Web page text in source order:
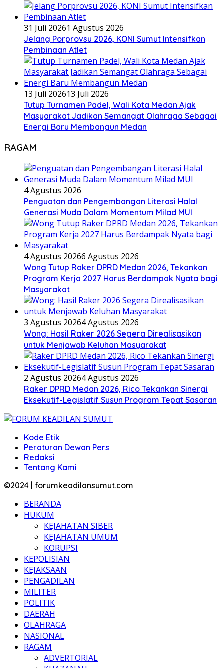
31 Juli 20261 Agustus 2026
Jelang Porprovsu 2026, KONI Sumut Intensifkan
Pembinaan Atlet
13 Juli 202613 Juli 2026
Tutup Turnamen Padel, Wali Kota Medan Ajak
Masyarakat Jadikan Semangat Olahraga Sebagai
Energi Baru Membangun Medan
RAGAM
4 Agustus 2026
Penguatan dan Pengembangan Literasi Halal
Generasi Muda Dalam Momentum Milad MUI
4 Agustus 20266 Agustus 2026
Wong Tutup Raker DPRD Medan 2026, Tekankan
Program Kerja 2027 Harus Berdampak Nyata bagi
Masyarakat
3 Agustus 20264 Agustus 2026
Wong: Hasil Raker 2026 Segera Direalisasikan
untuk Menjawab Keluhan Masyarakat
2 Agustus 20264 Agustus 2026
Raker DPRD Medan 2026, Rico Tekankan Sinergi
Eksekutif-Legislatif Susun Program Tepat Sasaran
Kode Etik
Peraturan Dewan Pers
Redaksi
Tentang Kami
©2024 | forumkeadilansumut.com
BERANDA
HUKUM
KEJAHATAN SIBER
KEJAHATAN UMUM
KORUPSI
KEPOLISIAN
KEJAKSAAN
PENGADILAN
MILITER
POLITIK
DAERAH
OLAHRAGA
NASIONAL
RAGAM
ADVERTORIAL